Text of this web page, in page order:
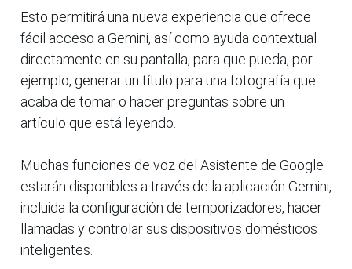
Esto permitirá una nueva experiencia que ofrece
fácil acceso a Gemini, así como ayuda contextual
directamente en su pantalla, para que pueda, por
ejemplo, generar un título para una fotografía que
acaba de tomar o hacer preguntas sobre un
artículo que está leyendo.
Muchas funciones de voz del Asistente de Google
estarán disponibles a través de la aplicación Gemini,
incluida la configuración de temporizadores, hacer
llamadas y controlar sus dispositivos domésticos
inteligentes.